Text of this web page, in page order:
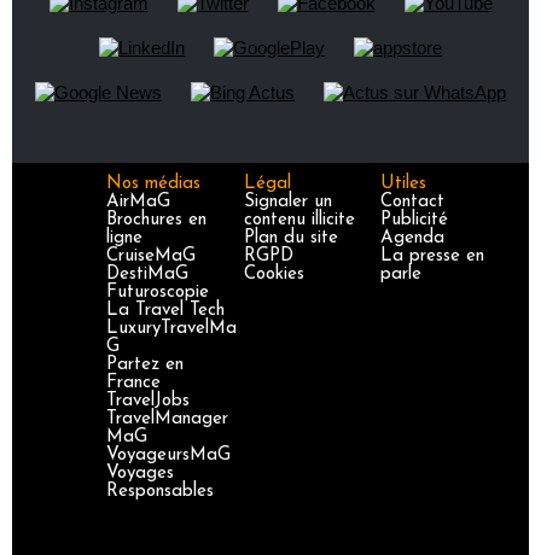
Nos médias
AirMaG
Brochures en
ligne
CruiseMaG
DestiMaG
Futuroscopie
La Travel Tech
LuxuryTravelMa
G
Partez en
France
TravelJobs
TravelManager
MaG
VoyageursMaG
Voyages
Responsables
Légal
Signaler un
contenu illicite
Plan du site
RGPD
Cookies
Utiles
Contact
Publicité
Agenda
La presse en
parle